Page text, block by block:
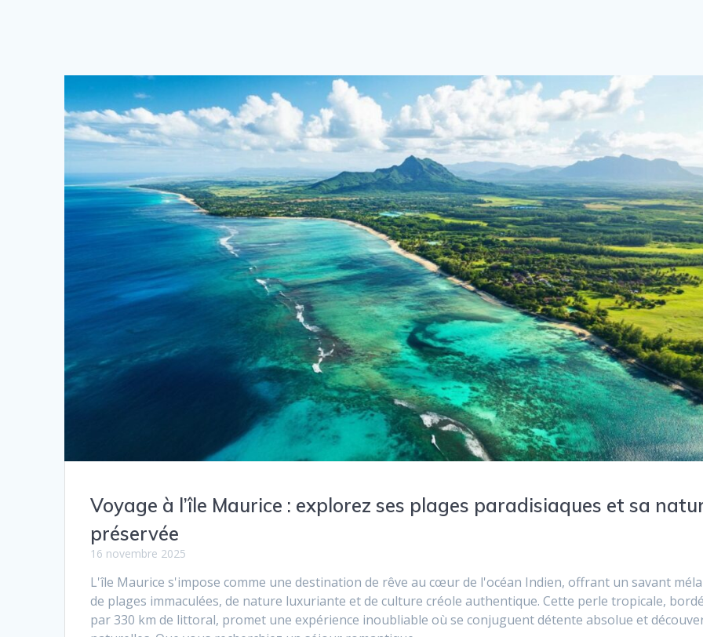
Voyage à l’île Maurice : explorez ses plages paradisiaques et sa
préservée
16 novembre 2025
L'île Maurice s'impose comme une destination de rêve au cœur de l'océan Indien, offrant un savant
de plages immaculées, de nature luxuriante et de culture créole authentique. Cette perle tropicale,
par 330 km de littoral, promet une expérience inoubliable où se conjuguent détente absolue et